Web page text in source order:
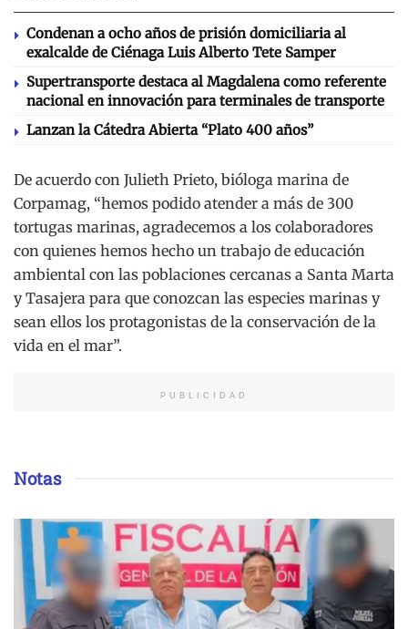
Condenan a ocho años de prisión domiciliaria al
exalcalde de Ciénaga Luis Alberto Tete Samper
Supertransporte destaca al Magdalena como referente
nacional en innovación para terminales de transporte
Lanzan la Cátedra Abierta “Plato 400 años”
De acuerdo con Julieth Prieto, bióloga marina de
Corpamag, “hemos podido atender a más de 300
tortugas marinas, agradecemos a los colaboradores
con quienes hemos hecho un trabajo de educación
ambiental con las poblaciones cercanas a Santa Marta
y Tasajera para que conozcan las especies marinas y
sean ellos los protagonistas de la conservación de la
vida en el mar”.
PUBLICIDAD
Notas